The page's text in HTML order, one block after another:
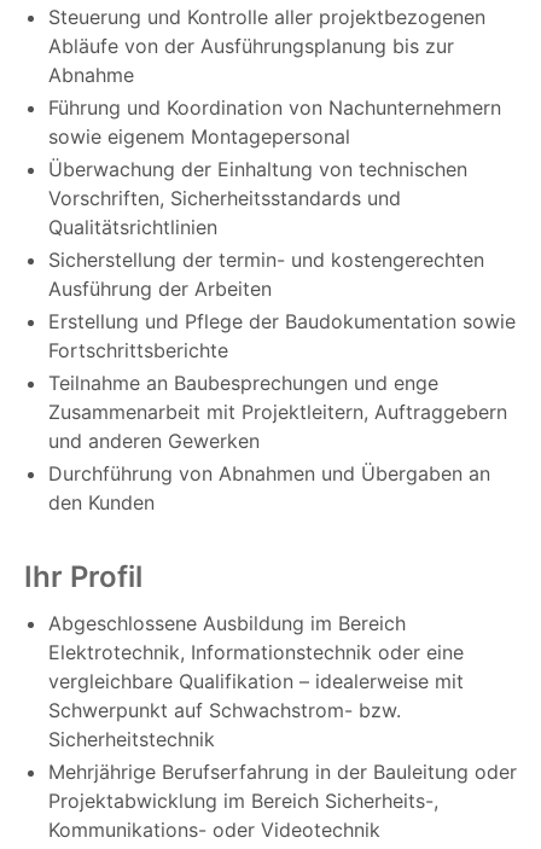
Steuerung und Kontrolle aller projektbezogenen
Abläufe von der Ausführungsplanung bis zur
Abnahme
Führung und Koordination von Nachunternehmern
sowie eigenem Montagepersonal
Überwachung der Einhaltung von technischen
Vorschriften, Sicherheitsstandards und
Qualitätsrichtlinien
Sicherstellung der termin- und kostengerechten
Ausführung der Arbeiten
Erstellung und Pflege der Baudokumentation sowie
Fortschrittsberichte
Teilnahme an Baubesprechungen und enge
Zusammenarbeit mit Projektleitern, Auftraggebern
und anderen Gewerken
Durchführung von Abnahmen und Übergaben an
den Kunden
Ihr Profil
Abgeschlossene Ausbildung im Bereich
Elektrotechnik, Informationstechnik oder eine
vergleichbare Qualifikation – idealerweise mit
Schwerpunkt auf Schwachstrom- bzw.
Sicherheitstechnik
Mehrjährige Berufserfahrung in der Bauleitung oder
Projektabwicklung im Bereich Sicherheits-,
Kommunikations- oder Videotechnik